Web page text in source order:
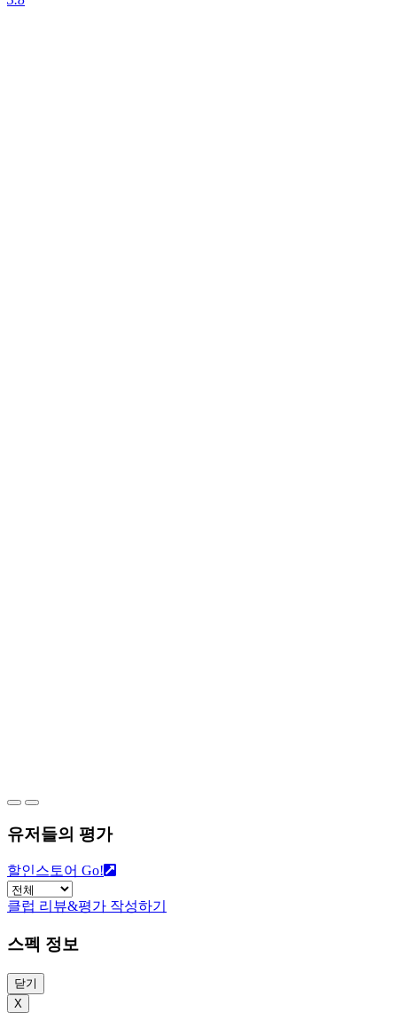
유저들의 평가
할인스토어 Go!
클럽 리뷰&평가 작성하기
스펙 정보
닫기
X